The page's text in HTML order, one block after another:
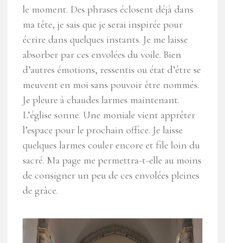
le moment. Des phrases éclosent déjà dans
ma tête, je sais que je serai inspirée pour
écrire dans quelques instants. Je me laisse
absorber par ces envolées du voile. Bien
d’autres émotions, ressentis ou état d’être se
meuvent en moi sans pouvoir être nommés.
Je pleure à chaudes larmes maintenant.
L’église sonne. Une moniale vient apprêter
l’espace pour le prochain office. Je laisse
quelques larmes couler encore et file loin du
sacré. Ma page me permettra-t-elle au moins
de consigner un peu de ces envolées pleines
de grâce.